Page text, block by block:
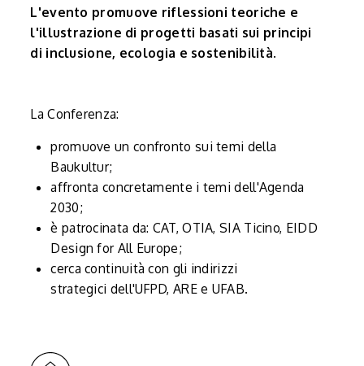
L'evento promuove riflessioni teoriche e
l'illustrazione di progetti basati sui principi
di inclusione, ecologia e sostenibilità.
La Conferenza:
promuove un confronto sui temi della
Baukultur;
affronta concretamente i temi dell'Agenda
2030;
è patrocinata da: CAT, OTIA, SIA Ticino, EIDD
Design for All Europe;
cerca continuità con gli indirizzi
strategici dell'UFPD, ARE e UFAB.